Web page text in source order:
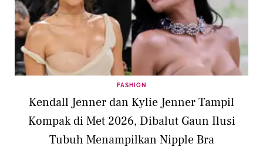
FASHION
Kendall Jenner dan Kylie Jenner Tampil
Kompak di Met 2026, Dibalut Gaun Ilusi
Tubuh Menampilkan Nipple Bra